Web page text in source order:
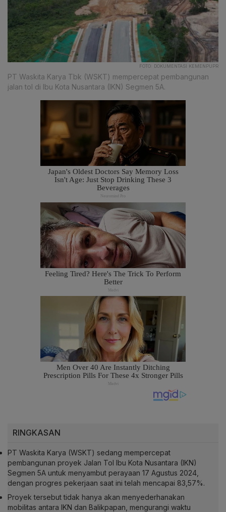
FOTO: DOKUMENTASI KEMENPUPR
PT Waskita Karya Tbk (WSKT) mempercepat pembangunan
jalan tol di Ibu Kota Nusantara (IKN) Segmen 5A.
RINGKASAN
PT Waskita Karya (WSKT) sedang mempercepat
pembangunan proyek Jalan Tol Ibu Kota Nusantara (IKN)
Segmen 5A untuk menyambut perayaan 17 Agustus 2024,
dengan progres pekerjaan saat ini telah mencapai 83,57%.
Proyek tersebut tidak hanya akan menyederhanakan
mobilitas antara IKN dan Balikpapan, mengurangi waktu